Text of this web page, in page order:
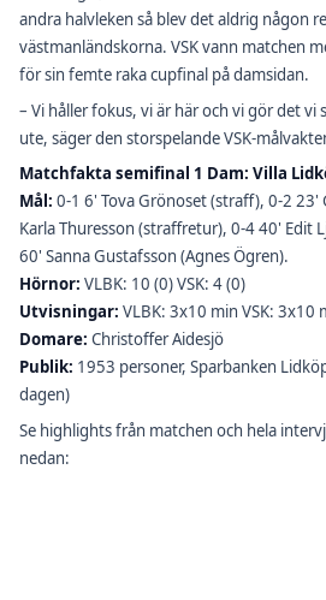
andra halvleken så blev det aldrig någon
västmanländskorna. VSK vann matchen
för sin femte raka cupfinal på damsidan.
– Vi håller fokus, vi är här och vi gör det vi
ute, säger den storspelande VSK-
Matchfakta semifinal 1 Dam: Villa
Mål: 0-1 6' Tova Grönoset (straff), 0-2 23'
Karla Thuresson (straffretur), 0-4 40' Edit
60' Sanna Gustafsson (Agnes Ögren).
Hörnor: VLBK: 10 (0) VSK: 4 (0)
Utvisningar: VLBK: 3x10 min VSK: 3x10
Domare: Christoffer Aidesjö
Publik: 1953 personer, Sparbanken
dagen)
Se highlights från matchen och hela
nedan: